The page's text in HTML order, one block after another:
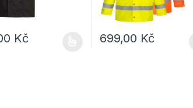
Kč
má více variant. Možnosti lze vybrat na
699,00 Kč
Tento produkt má více